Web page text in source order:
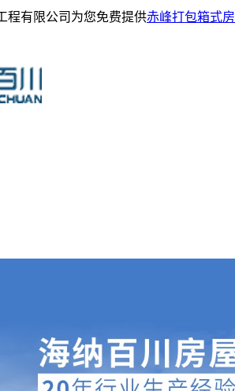
程有限公司为您免费提供赤峰打包箱式房